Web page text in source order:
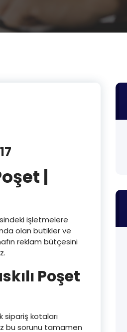
|
işletmelere
olan butikler ve
reklam bütçesini
Poşet
sipariş kotaları
bu sorunu tamamen